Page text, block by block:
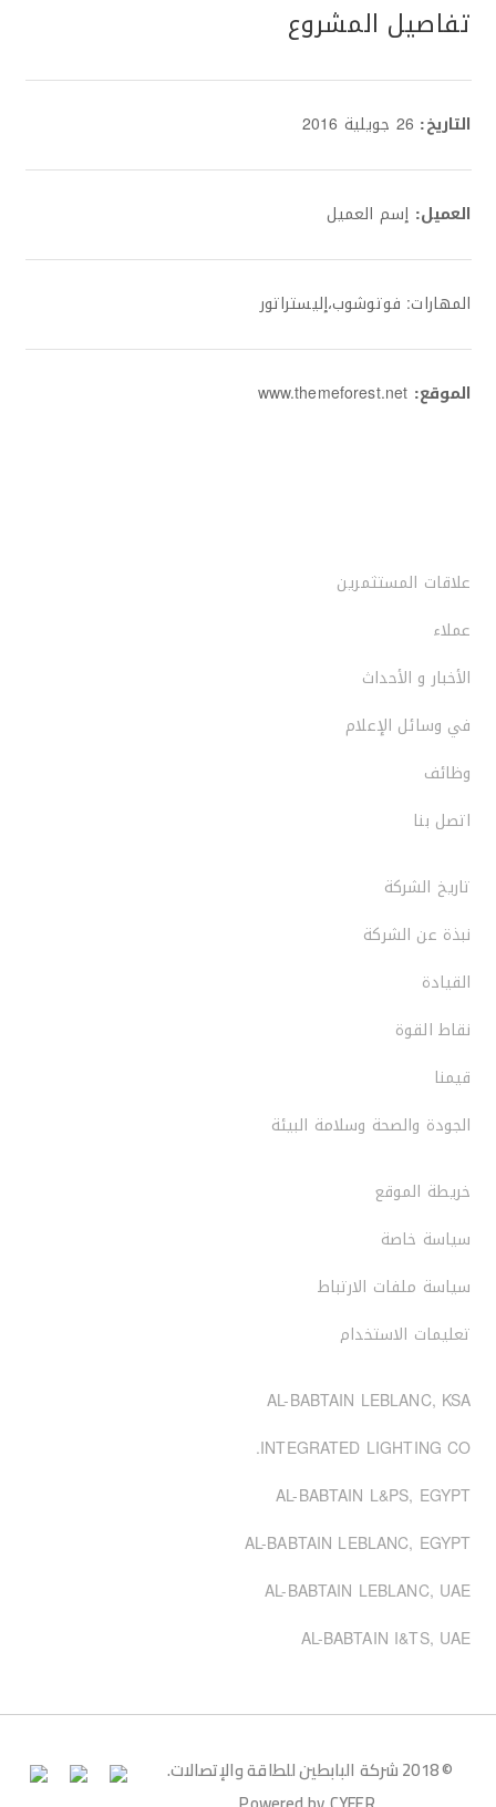
تفاصيل المشروع
التاريخ:
العميل: إسم العميل
المهارات: فوتوشوب،إليستراتور
الموقع:
علاقات المستثمرين
عملاء
الأخبار و الأحداث
في وسائل الإعلام
وظائف
اتصل بنا
تاريخ الشركة
نبذة عن الشركة
القيادة
نقاط القوة
قيمنا
الجودة والصحة وسلامة البيئة
خريطة الموقع
سياسة خاصة
سياسة ملفات الارتباط
تعليمات الاستخدام
AL-BABTAIN LEBLANC, KSA
INTEGRATED LIGHTING CO.
AL-BABTAIN L&PS, EGYPT
AL-BABTAIN LEBLANC, EGYPT
AL-BABTAIN LEBLANC, UAE
AL-BABTAIN I&TS, UAE
© 2018 شركة البابطين للطاقة والإتصالات.